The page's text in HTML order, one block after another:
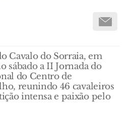
Cavalo do Sorraia, em
sábado a II Jornada do
do Centro de
reunindo 46 cavaleiros
intensa e paixão pelo